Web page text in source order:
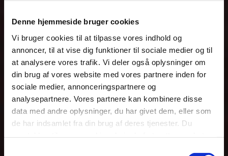
Denne hjemmeside bruger cookies
Vi bruger cookies til at tilpasse vores indhold og
annoncer, til at vise dig funktioner til sociale medier og til
at analysere vores trafik. Vi deler også oplysninger om
din brug af vores website med vores partnere inden for
sociale medier, annonceringspartnere og
analysepartnere. Vores partnere kan kombinere disse
data med andre oplysninger, du har givet dem, eller som
de har indsamlet fra din brug af deres tjenester. Du